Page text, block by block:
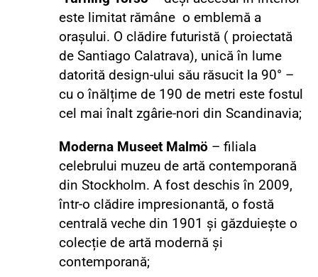
este limitat rămâne o emblemă a
orașului. O clădire futuristă ( proiectată
de Santiago Calatrava), unică în lume
datorită design-ului său răsucit la 90° –
cu o înălțime de 190 de metri este fostul
cel mai înalt zgârie-nori din Scandinavia;
Moderna Museet Malmö – filiala
celebrului muzeu de artă contemporană
din Stockholm.A fost deschis în 2009,
într-o clădire impresionantă, o fostă
centralăveche din 1901 și găzduiește o
colecție de artă modernă și
contemporană;